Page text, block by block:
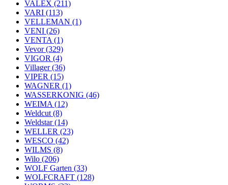
VALEX (211)
VARI (113)
VELLEMAN (1)
VENI (26)
VENTA (1)
Vevor(329)
VIGOR (4)
Villager(36)
VIPER (15)
WAGNER (1)
WASSERKONIG (46)
WEIMA (12)
Weldcut (8)
Weldstar(14)
WELLER (23)
WESCO (42)
WILMS (8)
Wilo (206)
WOLF Garten (33)
WOLFCRAFT (128)